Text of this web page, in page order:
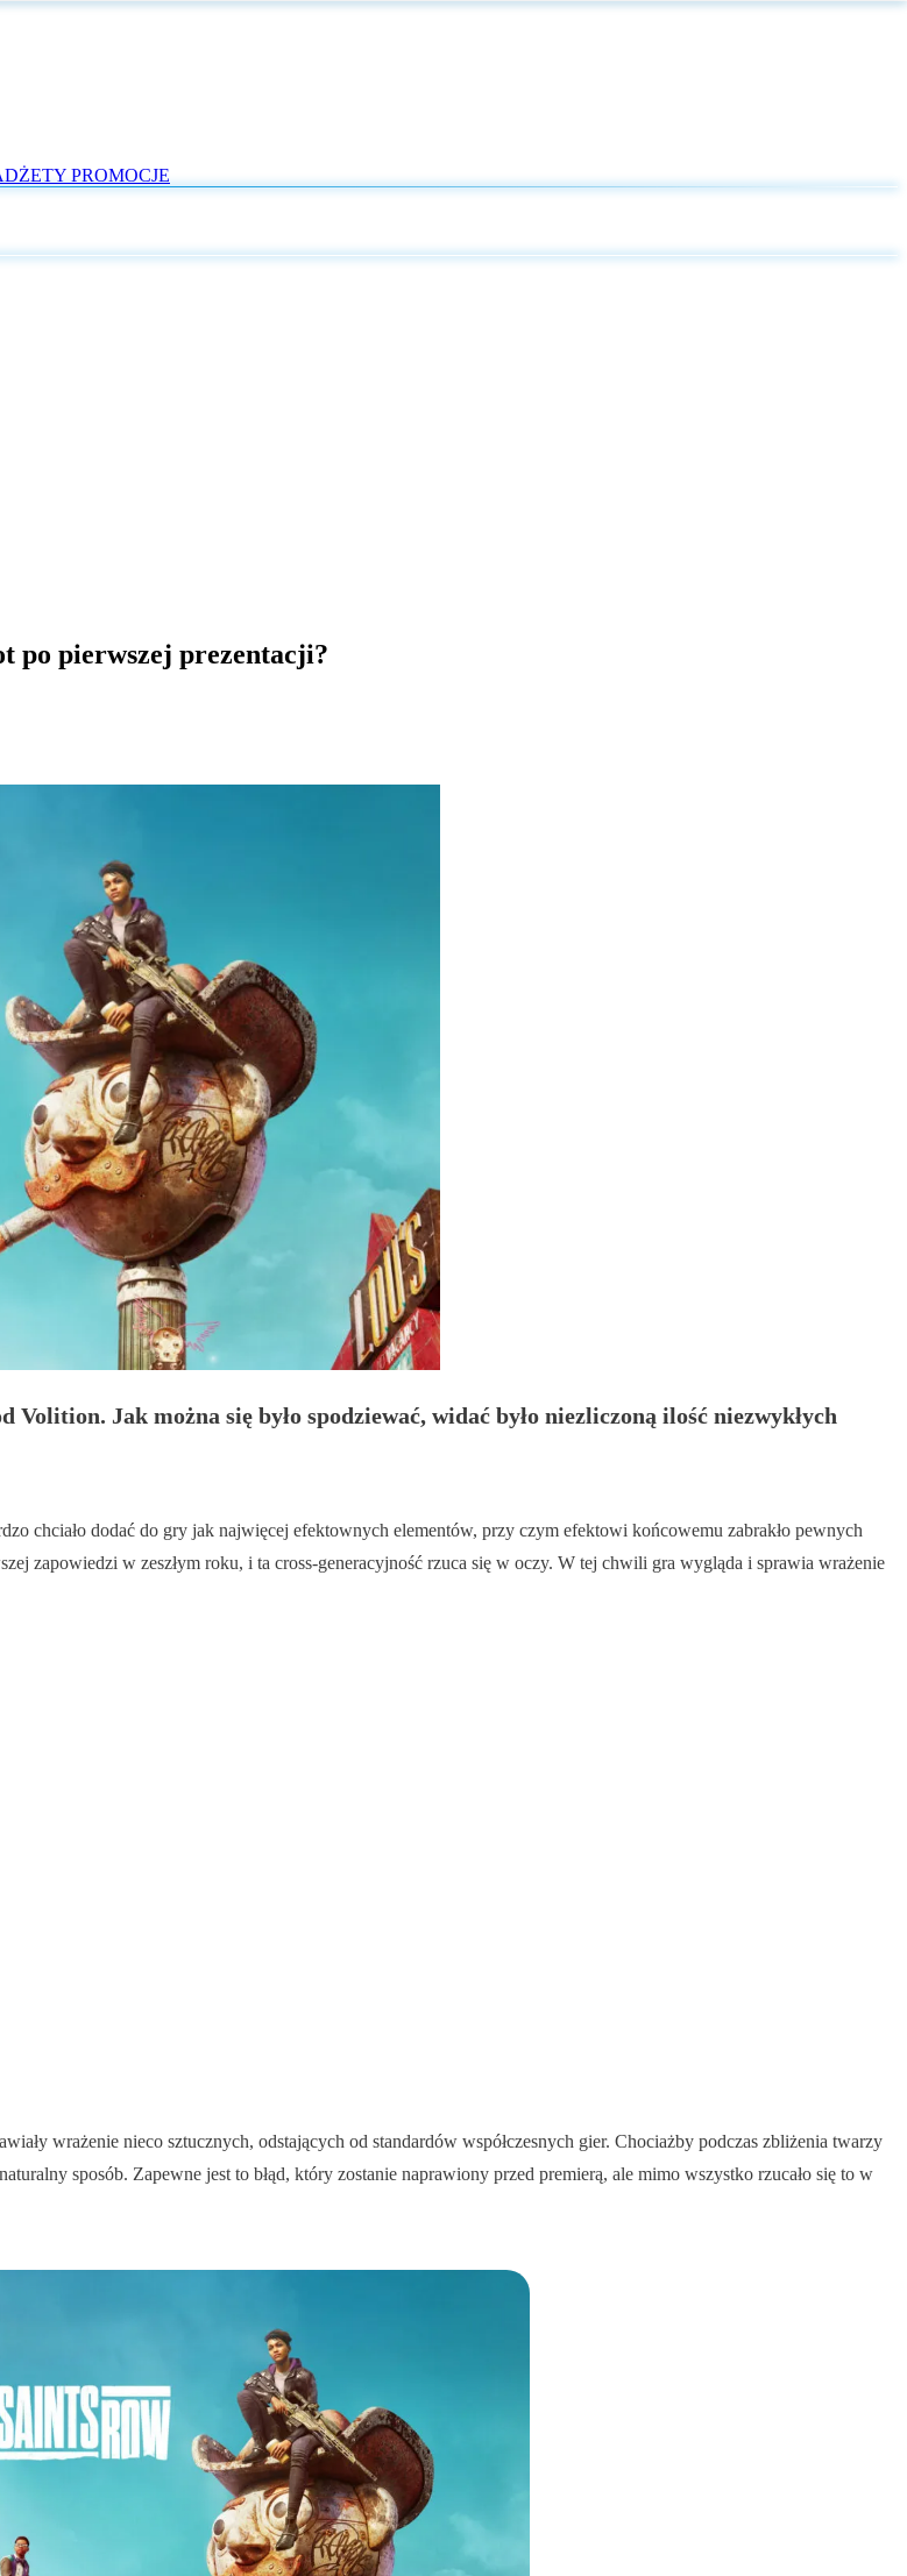
PROMOCJE
po pierwszej prezentacji?
Jak można się było spodziewać, widać było niezliczoną ilość niezwykłych
chciało dodać do gry jak najwięcej efektownych elementów, przy czym efektowi końcowemu zabrakło pewnych
zapowiedzi w zeszłym roku, i ta cross-generacyjność rzuca się w oczy. W tej chwili gra wygląda i sprawia wrażenie
wrażenie nieco sztucznych, odstających od standardów współczesnych gier. Chociażby podczas zbliżenia twarzy
sposób. Zapewne jest to błąd, który zostanie naprawiony przed premierą, ale mimo wszystko rzucało się to w